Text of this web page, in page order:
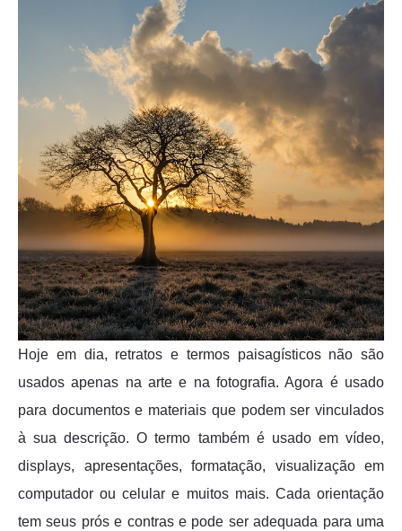
Hoje em dia, retratos e termos paisagísticos não são
usados apenas na arte e na fotografia. Agora é usado
para documentos e materiais que podem ser vinculados
à sua descrição. O termo também é usado em vídeo,
displays, apresentações, formatação, visualização em
computador ou celular e muitos mais. Cada orientação
tem seus prós e contras e pode ser adequada para uma